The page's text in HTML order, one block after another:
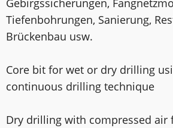
Tiefenbohrungen, Sanierung,
Brückenbau usw.
Core bit for wet or dry drilling
continuous drilling technique
Dry drilling with compressed air